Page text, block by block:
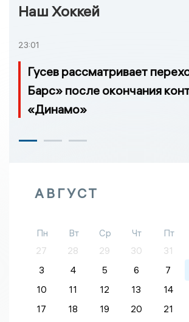
Наш Хоккей
23:01
Гусев рассматривает
Барс» после окончания
«Динамо»
АВГУСТ
Пн Вт Ср Чт Пт
27
28 29 30 31
3
4 5 6 7
10
11 12 13 14
17
18 19 20 21